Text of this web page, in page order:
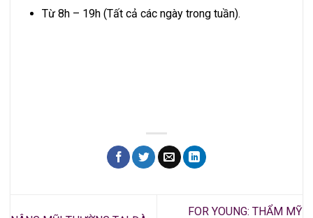
Từ 8h – 19h (Tất cả các ngày trong tuần).
FOR YOUNG: THẨM MỸ